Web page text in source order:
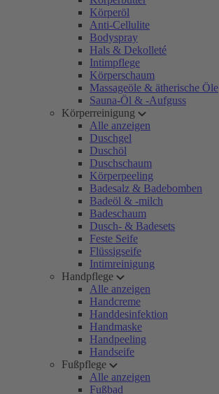
Körperöl
Anti-Cellulite
Bodyspray
Hals & Dekolleté
Intimpflege
Körperschaum
Massageöle & ätherische Öle
Sauna-Öl & -Aufguss
Körperreinigung
Alle anzeigen
Duschgel
Duschöl
Duschschaum
Körperpeeling
Badesalz & Badebomben
Badeöl & -milch
Badeschaum
Dusch- & Badesets
Feste Seife
Flüssigseife
Intimreinigung
Handpflege
Alle anzeigen
Handcreme
Handdesinfektion
Handmaske
Handpeeling
Handseife
Fußpflege
Alle anzeigen
Fußbad